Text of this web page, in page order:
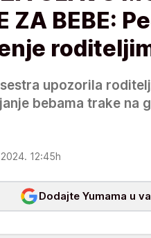
ZA BEBE:
upozorila
bebama trake na
12:45h
Dodajte Yumama u